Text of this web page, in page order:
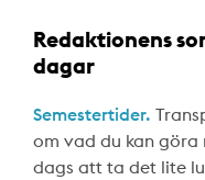
Redaktionens
dagar
Semestertider.
om vad du kan göra
dags att ta det lite